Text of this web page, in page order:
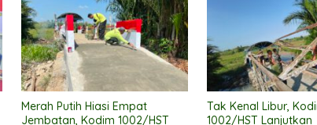
Merah Putih Hiasi Empat
Jembatan, Kodim 1002/HST
Tak Kenal Libur,
1002/HST Lanjutkan